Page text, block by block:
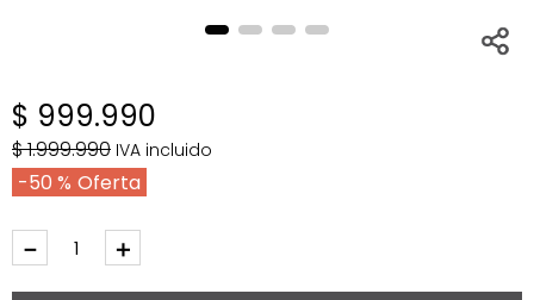
$ 999.990
$1.999.990 IVA incluido
50 %
＋
－